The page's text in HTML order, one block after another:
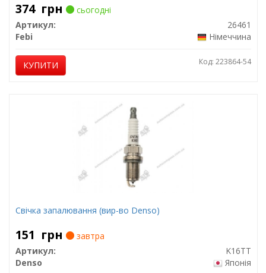
374 грн
сьогодні
Артикул:
26461
Febi
Німеччина
КУПИТИ Код: 223864-54
Свічка запалювання (вир-во Denso)
151 грн
завтра
Артикул:
K16TT
Denso
Японія